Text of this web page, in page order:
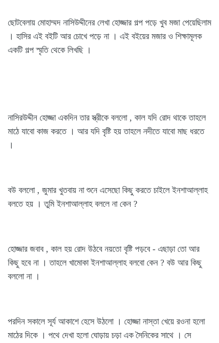
ছোটবেলায় মোহাম্মদ নাসিউদ্দীনের লেখা হোজ্জার গল্প পড়ে খুব মজা পেয়েছিলাম
। হাসির এই বইটি আর চোখে পড়ে না । এই বইয়ের মজার ও শিক্ষামূলক
একটি গল্প স্মৃতি থেকে লিখছি ।
নাসিরউদ্দীন হোজ্জা একদিন তার স্ত্রীকে বললো , কাল যদি রোদ থাকে তাহলে
মাঠে যাবো কাজ করতে । আর যদি বৃষ্টি হয় তাহলে নদীতে যাবো মাছ ধরতে
।
বউ বললো , জুমার খুতবায় না শুনে এসেছো কিছু করতে চাইলে ইনশাআল্লাহ
বলতে হয় । তুমি ইনশাআল্লাহ বললে না কেন ?
হোজ্জার জবাব , কাল হয় রোদ উঠবে নয়তো বৃষ্টি পড়বে - এছাড়া তো আর
কিছু হবে না । তাহলে খামোকা ইনশাআল্লাহ বলবো কেন ? বউ আর কিছু
বললো না ।
পরদিন সকালে সূর্য আকাশে হেসে উঠলো । হোজ্জা নাস্তা খেয়ে রওনা হলো
মাঠের দিকে । পথে দেখা হলো ঘোড়ায় চড়া এক সৈনিকের সাথে । সে